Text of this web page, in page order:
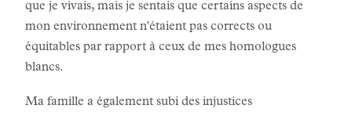
que je vivais, mais je sentais que certains aspects de
mon environnement n'étaient pas corrects ou
équitables par rapport à ceux de mes homologues
blancs.
Ma famille a également subi des injustices